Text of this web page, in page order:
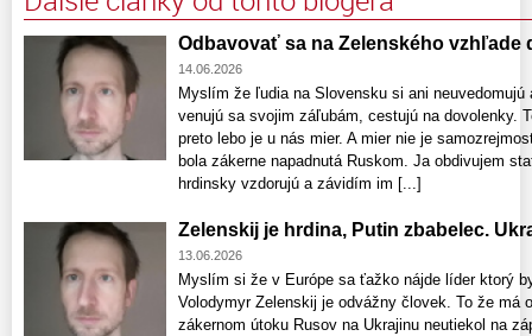
Odbavovať sa na Zelenského vzhľade
14.06.2026
Myslím že ľudia na Slovensku si ani neuvedomujú
venujú sa svojim záľubám, cestujú na dovolenky.
preto lebo je u nás mier. A mier nie je
bola zákerne napadnutá Ruskom. Ja obdivujem
hrdinsky vzdorujú a závidím im [...]
Zelenskij je hrdina, Putin zbabelec.
13.06.2026
Myslím si že v Európe sa ťažko nájde líder ktorý
Volodymyr Zelenskij je odvážny človek. To že má
zákernom útoku Rusov na Ukrajinu neutiekol na